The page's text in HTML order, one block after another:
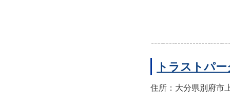
トラストパ
住所：大分県別府市